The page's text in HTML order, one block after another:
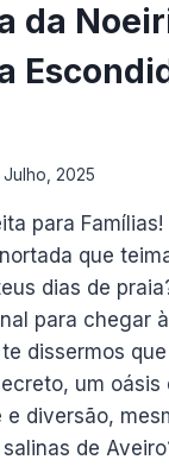
da
Julho, 2025
para
que
dias de
para chegar
dissermos
um oásis
e diversão,
de